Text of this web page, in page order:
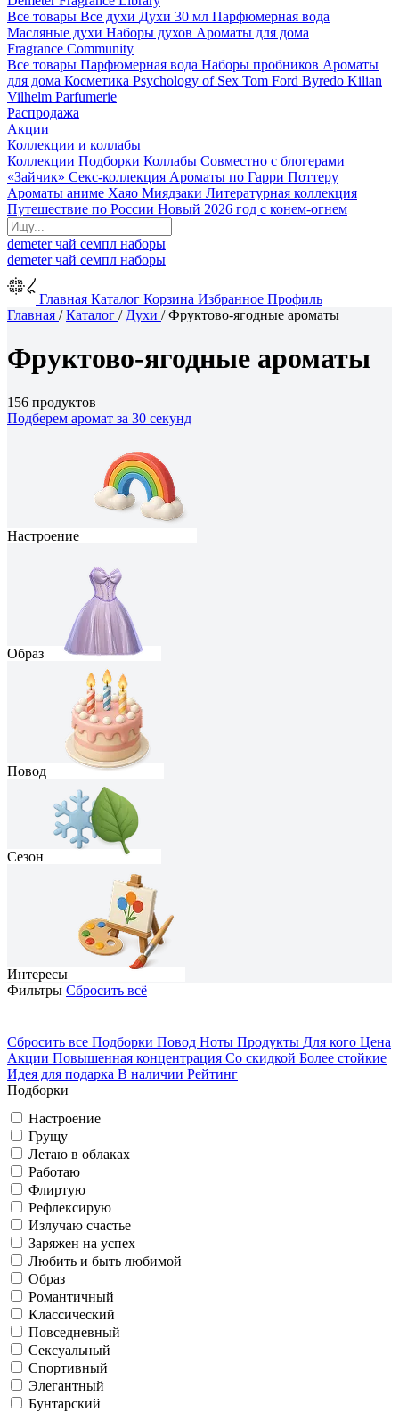
Все товары Все духи Духи 30 мл Парфюмерная вода
Масляные духи Наборы духов Ароматы для дома
Fragrance Community
Все товары Парфюмерная вода Наборы пробников Ароматы
для дома Косметика Psychology of Sex Tom Ford Byredo Kilian
Vilhelm Parfumerie
Распродажа
Акции
Коллекции и коллабы
Коллекции Подборки Коллабы Совместно с блогерами
«Зайчик» Секс-коллекция Ароматы по Гарри Поттеру
Ароматы аниме Хаяо Миядзаки Литературная коллекция
Путешествие по России Новый 2026 год с конем-огнем
demeterчай семпл наборы
demeterчай семпл наборы
Главная Каталог Корзина Избранное Профиль
Главная /Каталог / Духи /Фруктово-ягодные ароматы
Фруктово-ягодные ароматы
156 продуктов
Подберем аромат за 30 секунд
Настроение
Образ
Повод
Сезон
Интересы
Грущу
Летаю в облаках
Работаю
Романтичный
Классический
Повседневный
На каждый день
Вечеринка
Офис
Свидание
Весна
Лето
Осень
Домосед
Путешествую
Саморазвитие
Готовлю и ем
Фильтры Сбросить всё
Сбросить все Подборки Повод Ноты Продукты Для кого Цена
Акции Повышенная концентрация Со скидкой Более стойкие
Идея для подарка В наличии Рейтинг
Подборки
Настроение
Грущу
Летаю в облаках
Работаю
Флиртую
Рефлексирую
Излучаю счастье
Заряжен на успех
Любить и быть любимой
Образ
Романтичный
Классический
Повседневный
Сексуальный
Спортивный
Элегантный
Бунтарский